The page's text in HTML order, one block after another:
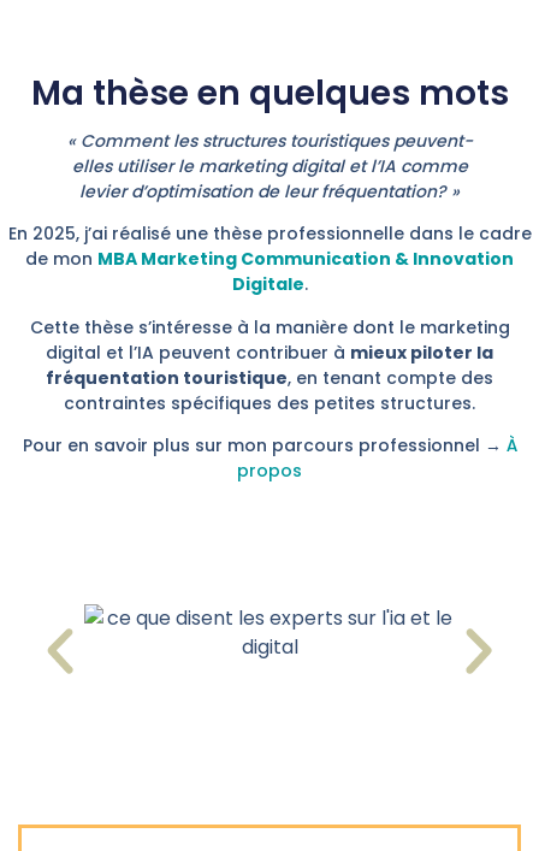
Ma thèse en quelques mots
« Comment les structures touristiques peuvent-
elles utiliser le marketing digital et l’IA comme
levier d’optimisation de leur fréquentation? »
En 2025, j’ai réalisé une thèse professionnelle dans le cadre
de mon MBA Marketing Communication & Innovation
Digitale.
Cette thèse s’intéresse à la manière dont le marketing
digital et l’IA peuvent contribuer à mieux piloter la
fréquentation touristique, en tenant compte des
contraintes spécifiques des petites structures.
Pour en savoir plus sur mon parcours professionnel → À
propos